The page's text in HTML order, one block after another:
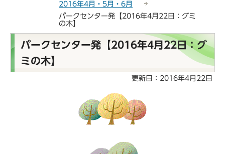
2016年4月・5月・6月
パークセンター発【2016年4月22日：グミ
の木】
文
こ
パークセンター発【2016年4月22日：グ
ミの木】
更新日：2016年4月22日